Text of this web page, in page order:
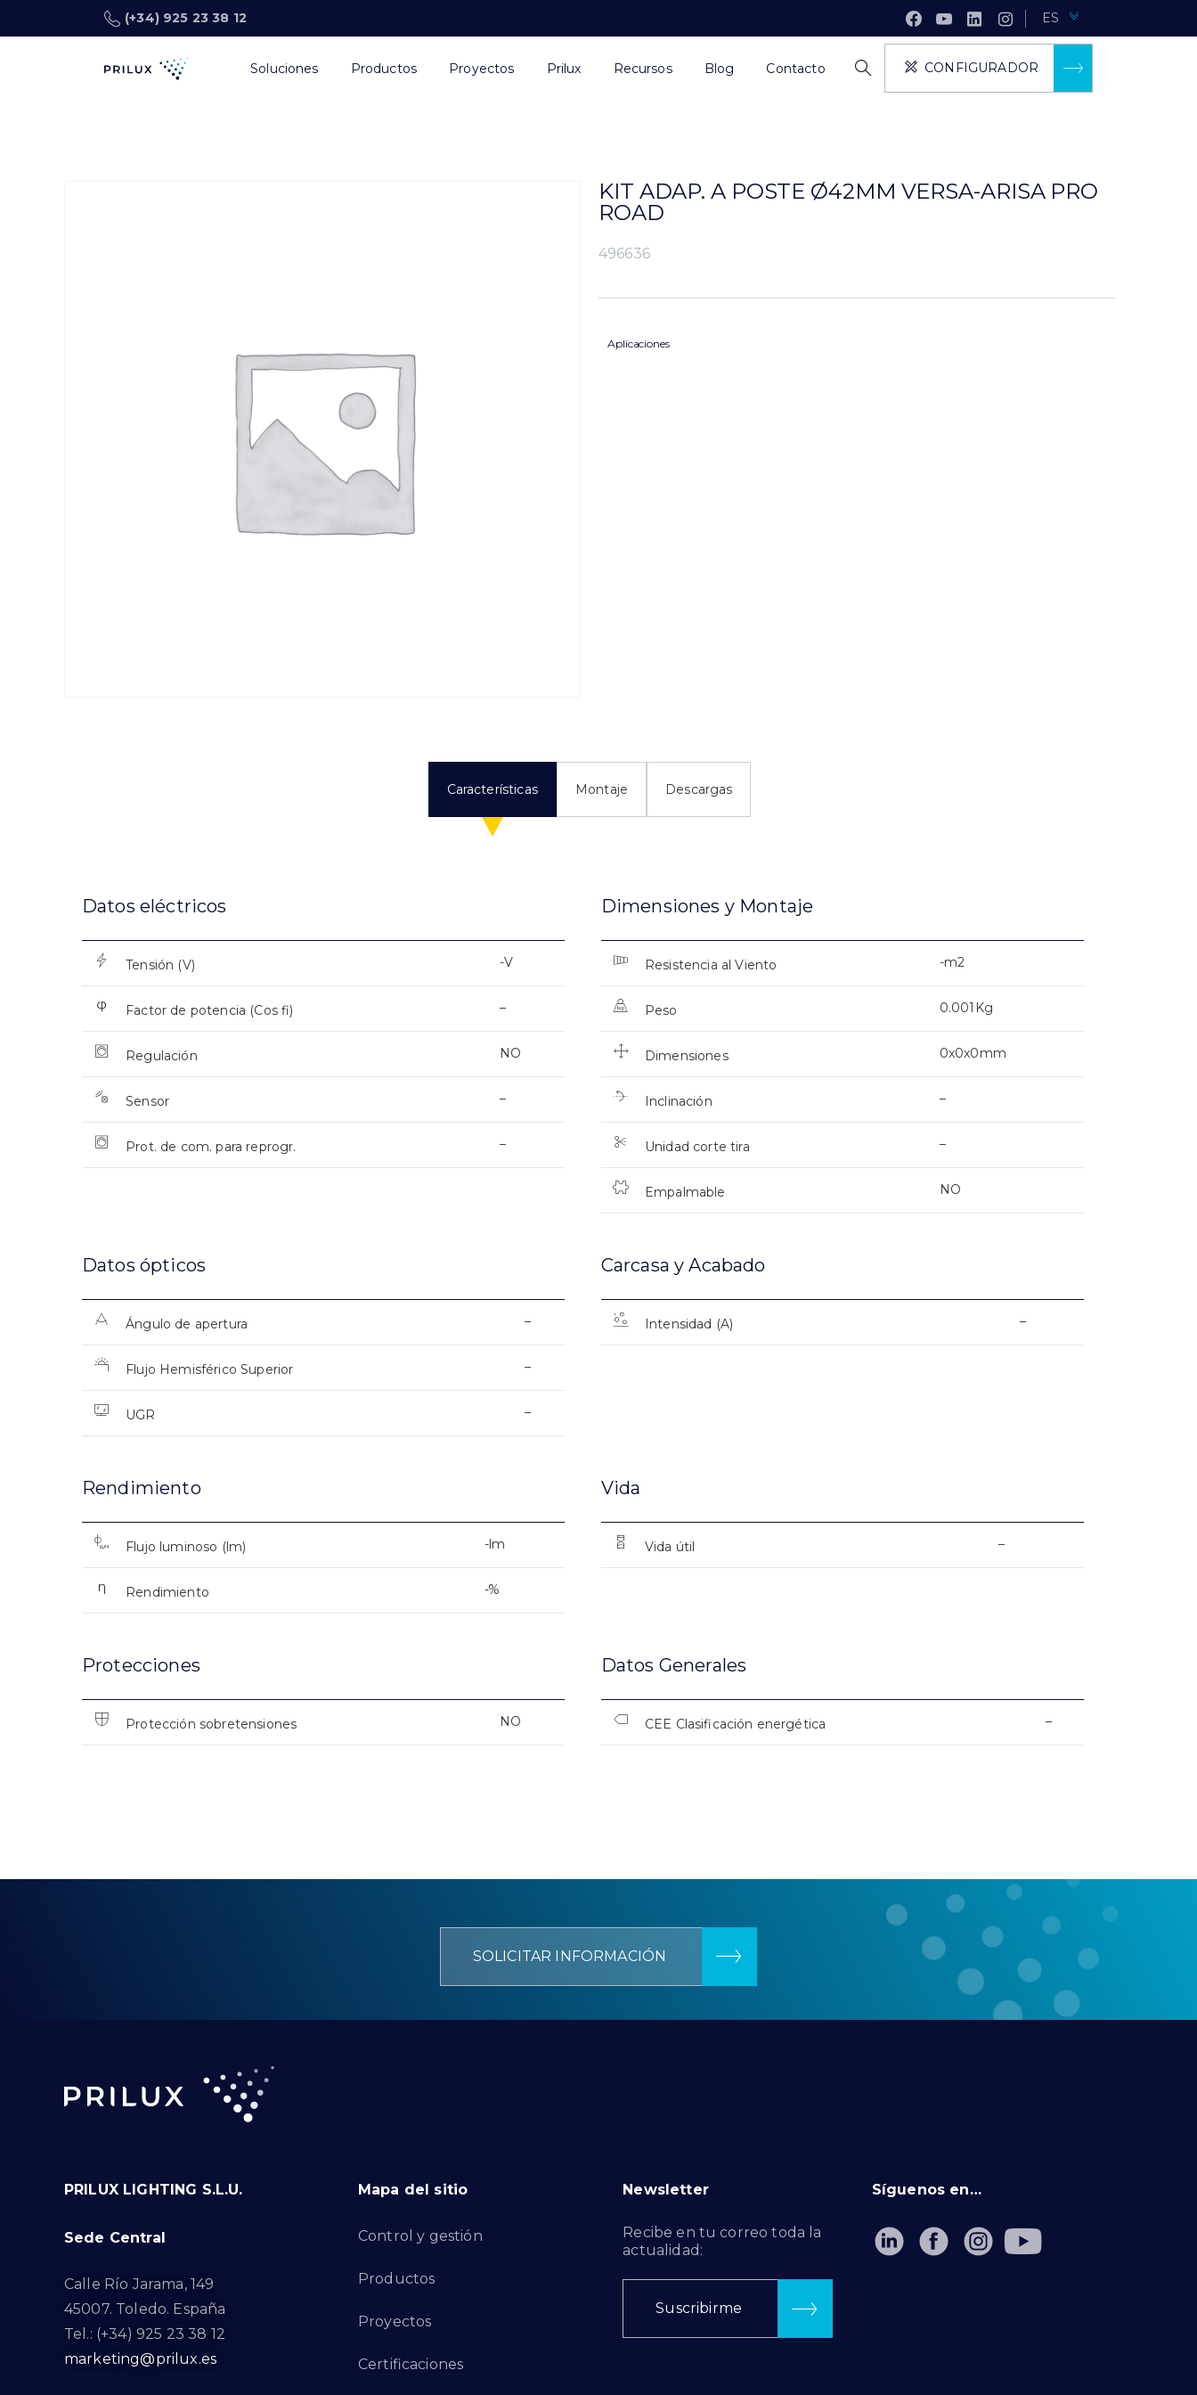
(+34) 925 23 38 12 ES
Soluciones Productos Proyectos Prilux Recursos Blog Contacto CONFIGURADOR
KIT ADAP. A POSTE Ø42MM VERSA-ARISA PRO
ROAD
496636
Aplicaciones
Características Montaje Descargas
Datos eléctricos
Tensión (V) -V
Factor de potencia (Cos fi) –
Regulación NO
Sensor –
Prot. de com. para reprogr. –
Dimensiones y Montaje
Resistencia al Viento -m2
Peso 0.001Kg
Dimensiones 0x0x0mm
Inclinación –
Unidad corte tira –
Empalmable NO
Datos ópticos
Ángulo de apertura –
Flujo Hemisférico Superior –
UGR –
Carcasa y Acabado
Intensidad (A) –
Rendimiento
Flujo luminoso (lm) -lm
Rendimiento -%
Vida
Vida útil –
Protecciones
Protección sobretensiones NO
Datos Generales
CEE Clasificación energética –
SOLICITAR INFORMACIÓN
PRILUX LIGHTING S.L.U.
Sede Central
Calle Río Jarama, 149
45007. Toledo. España
Tel.: (+34) 925 23 38 12
marketing@prilux.es
Mapa del sitio
Control y gestión
Productos
Proyectos
Certificaciones
Newsletter
Recibe en tu correo toda la
actualidad:
Suscribirme
Síguenos en…